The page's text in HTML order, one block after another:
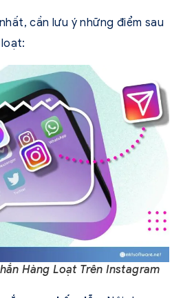
cần lưu ý những điểm sau
Hàng Loạt Trên Instagram